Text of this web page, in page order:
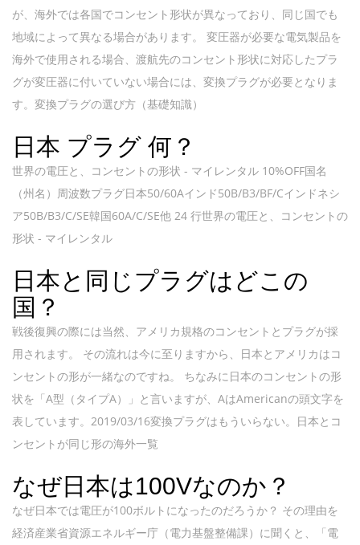
が、海外では各国でコンセント形状が異なっており、同じ国でも
地域によって異なる場合があります。 変圧器が必要な電気製品を
海外で使用される場合、渡航先のコンセント形状に対応したプラ
グが変圧器に付いていない場合には、変換プラグが必要となりま
す。変換プラグの選び方（基礎知識）
日本 プラグ 何？
世界の電圧と、コンセントの形状 - マイレンタル 10%OFF国名
（州名）周波数プラグ日本50/60Aインド50B/B3/BF/Cインドネシ
ア50B/B3/C/SE韓国60A/C/SE他 24 行世界の電圧と、コンセントの
形状 - マイレンタル
日本と同じプラグはどこの
国？
戦後復興の際には当然、アメリカ規格のコンセントとプラグが採
用されます。 その流れは今に至りますから、日本とアメリカはコ
ンセントの形が一緒なのですね。 ちなみに日本のコンセントの形
状を「A型（タイプA）」と言いますが、AはAmericanの頭文字を
表しています。2019/03/16変換プラグはもういらない。日本とコ
ンセントが同じ形の海外一覧
なぜ日本は100Vなのか？
なぜ日本では電圧が100ボルトになったのだろうか？ その理由を
経済産業省資源エネルギー庁（電力基盤整備課）に聞くと、「電